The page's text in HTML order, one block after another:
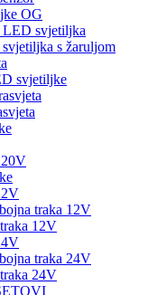
OG
LED svjetiljka
s žaruljom
svjetiljke
traka 12V
12V
traka 24V
24V